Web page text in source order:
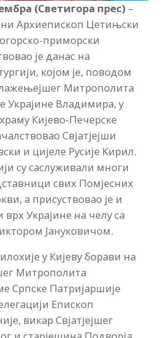
(Светигора прес) –
Архиепископ Цетињски
приморски
је данас на
којом је, поводом
Митрополита
Украјине Владимира, у
Кијево-Печерске
Свјатјејши
и цијеле Русије Кирил.
су саслуживали многи
свих Помјесних
а присуствовао је и
Украјине на челу са
Јануковичом.
у Кијеву борави на
Митрополита
Српске Патријаршије
Епископ
викар Свјатјејшег